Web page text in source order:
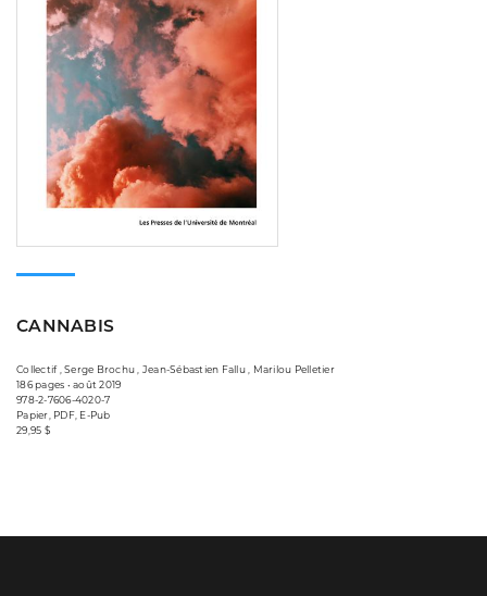
CANNABIS
Collectif , Serge Brochu , Jean-Sébastien Fallu , Marilou Pelletier
186 pages • août 2019
978-2-7606-4020-7
Papier, PDF, E-Pub
29,95 $